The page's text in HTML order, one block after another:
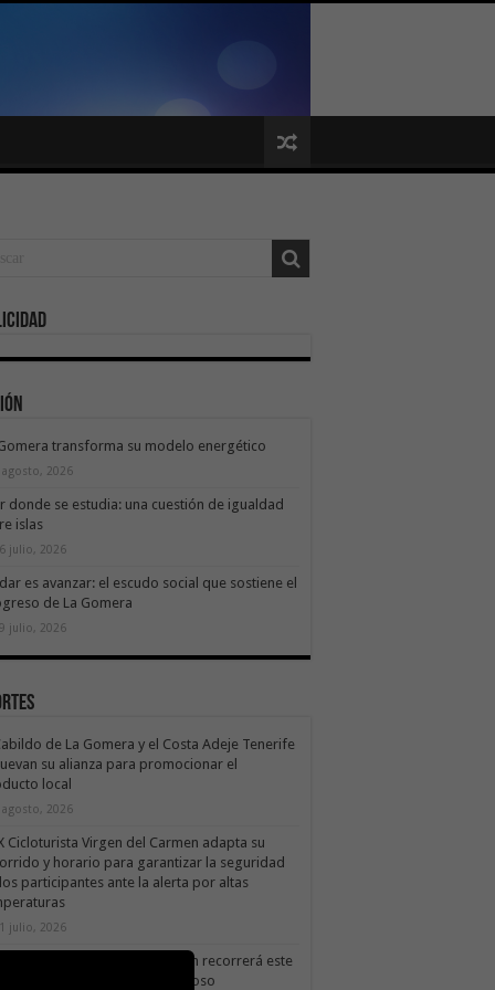
transforma su modelo energético
agosto, 2026
donde se estudia: una cuestión de igualdad
islas
julio, 2026
es avanzar: el escudo social que sostiene el
de La Gomera
julio, 2026
de La Gomera y el Costa Adeje Tenerife
su alianza para promocionar el
local
agosto, 2026
Cicloturista Virgen del Carmen adapta su
y horario para garantizar la seguridad
participantes ante la alerta por altas
julio, 2026
X Cicloturista Virgen del Carmen recorrerá este
los paisajes de Vallehermoso